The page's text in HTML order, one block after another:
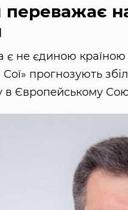
є не єдиною
прогнозують
в Європейському